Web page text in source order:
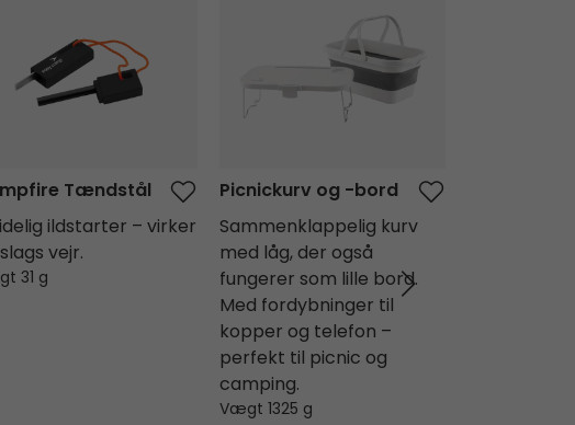
Tændstål
ildstarter – virker
vejr.
31 g
Picnickurv og -bord
Sammenklappelig kurv
med låg, der også
fungerer som lille bord.
Med fordybninger til
kopper og telefon –
perfekt til picnic og
camping.
Vægt 1325 g